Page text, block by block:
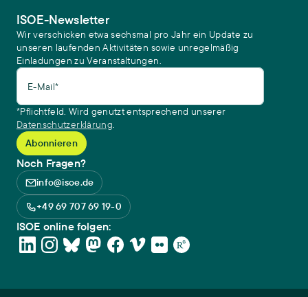
ISOE-Newsletter
Wir verschicken etwa sechsmal pro Jahr ein Update zu
unseren laufenden Aktivitäten sowie unregelmäßig
Einladungen zu Veranstaltungen.
E-Mail*
*Pflichtfeld. Wird genutzt entsprechend unserer
Datenschutzerklärung.
Noch Fragen?
info@isoe.de
+49 69 707 69 19-0
ISOE online folgen: